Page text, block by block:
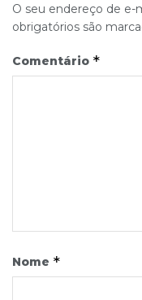
O seu endereço de e-
obrigatórios são
Comentário *
Nome *